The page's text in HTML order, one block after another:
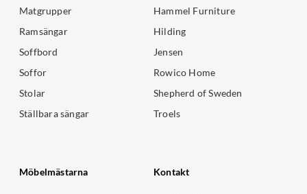
Matgrupper
Ramsängar
Soffbord
Soffor
Stolar
Ställbara sängar
Hammel Furniture
Hilding
Jensen
Rowico Home
Shepherd of Sweden
Troels
Möbelmästarna Kontakt